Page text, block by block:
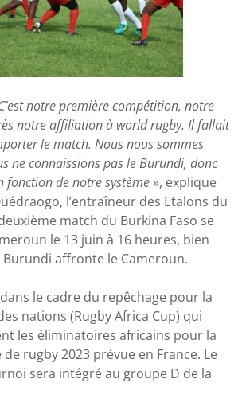
notre première compétition, notre
notre affiliation à world rugby. Il fallait
le match. Nous nous sommes
ne connaissions pas le Burundi, donc
fonction de notre système », explique
l’entraîneur des Etalons du
match du Burkina Faso se
le 13 juin à 16 heures, bien
Burundi affronte le Cameroun.
le cadre du repêchage pour la
nations (Rugby Africa Cup) qui
les éliminatoires africains pour la
rugby 2023 prévue en France. Le
sera intégré au groupe D de la